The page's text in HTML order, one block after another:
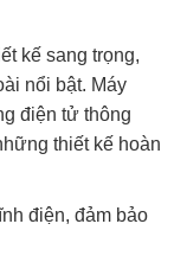
kế sang trọng,
nổi bật. Máy
điện tử thông
thiết kế hoàn
điện, đảm bảo